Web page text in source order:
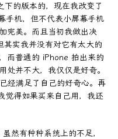
的版本的，现在我改变了
手机，但不代表小屏幕手机
完美。而且当初我做出决
实我并没有对它有太大的
而普通的 iPhone 拍出来的
处并不大，我仅仅是好奇。
经满足了自己的好奇心。再
觉得如果买来自己用，我还
然有种种系统上的不足，